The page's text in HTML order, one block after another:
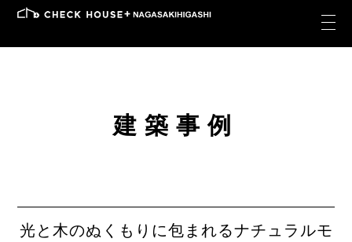
建築事例
光と木のぬくもりに包まれるナチュラルモ